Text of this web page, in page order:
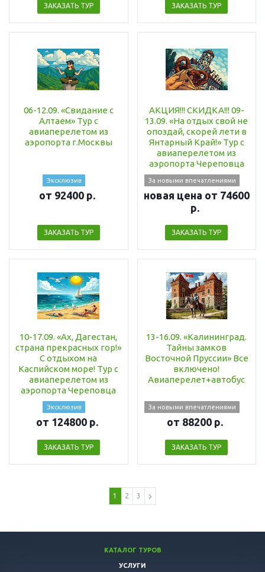
ЗАКАЗАТЬ ТУР ЗАКАЗАТЬ ТУР
06-12.09. «Свидание с
Алтаем» Тур с
авиаперелетом из
аэропорта г.Москвы
Эксклюзив
от 92400 р.
ЗАКАЗАТЬ ТУР
АКЦИЯ!!! СКИДКА!!! 09-
13.09. «На отдых свой не
опоздай, скорей лети в
Янтарный Край!» Тур с
авиаперелетом из
аэропорта Череповца
За новыми впечатлениями
новая цена от 74600
р.
ЗАКАЗАТЬ ТУР
10-17.09. «Ах, Дагестан,
страна прекрасных гор!»
С отдыхом на
Каспийском море! Тур с
авиаперелетом из
аэропорта Череповца
Эксклюзив
от 124800 р.
ЗАКАЗАТЬ ТУР
13-16.09. «Калининград.
Тайны замков
Восточной Пруссии» Все
включено!
Авиаперелет+автобус
За новыми впечатлениями
от 88200 р.
ЗАКАЗАТЬ ТУР
1 2 3
КАТАЛОГ ТУРОВ
УСЛУГИ